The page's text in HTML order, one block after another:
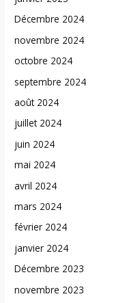
Décembre 2024
novembre 2024
octobre 2024
septembre 2024
août 2024
juillet 2024
juin 2024
mai 2024
avril 2024
mars 2024
février 2024
janvier 2024
Décembre 2023
novembre 2023